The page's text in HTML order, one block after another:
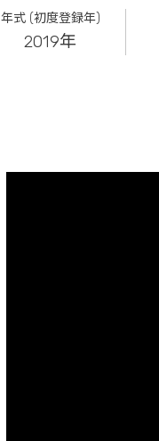
年式 (初度登録年)
2019年